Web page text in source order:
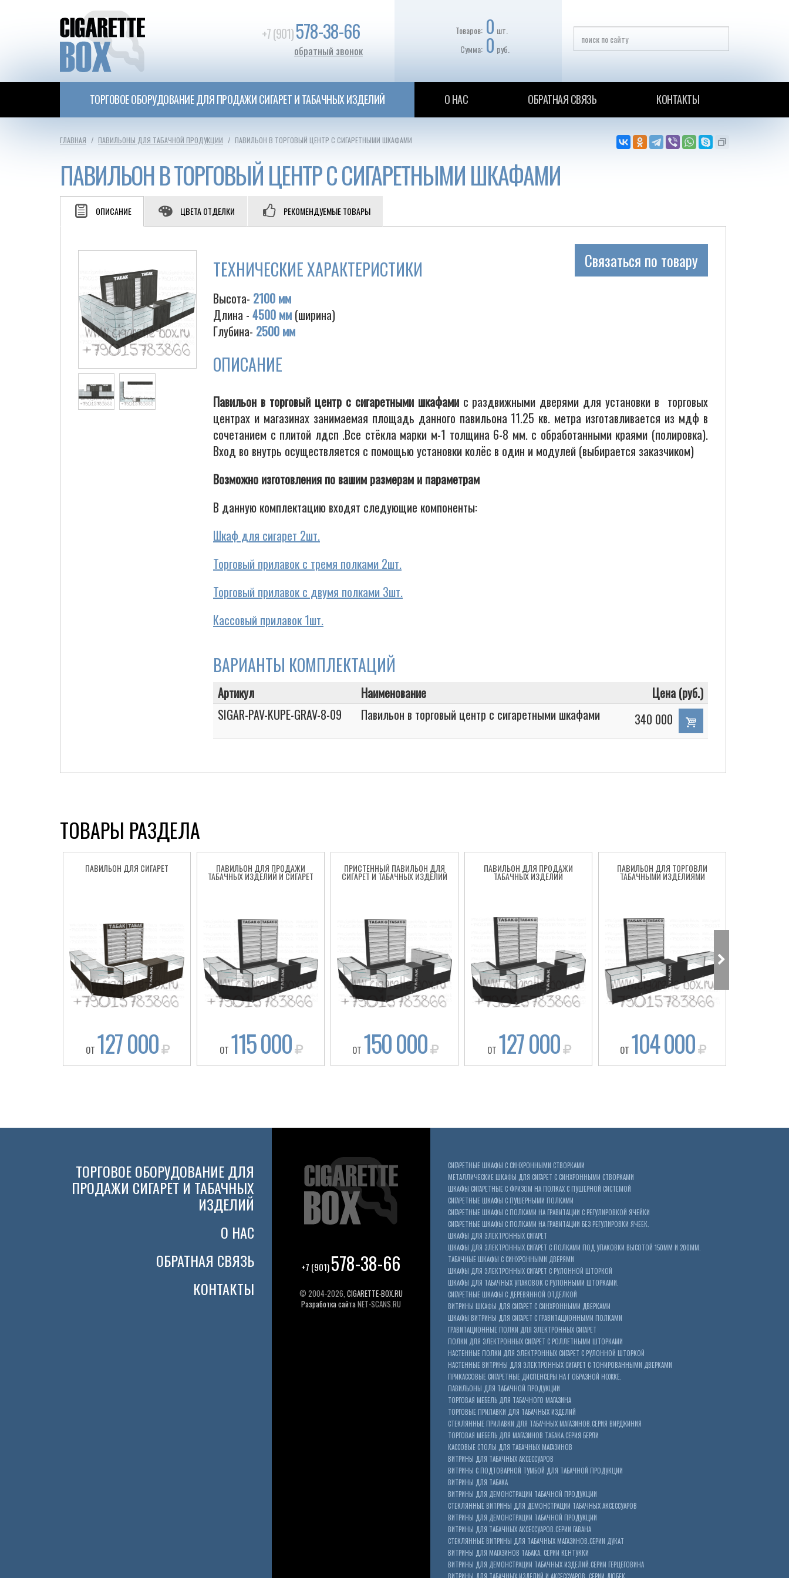
+7 (901)578-38-66
обратный звонок
Товаров: 0 шт.
Сумма: 0 руб.
ТОРГОВОЕ ОБОРУДОВАНИЕ ДЛЯ ПРОДАЖИ СИГАРЕТ И ТАБАЧНЫХ ИЗДЕЛИЙ О НАС ОБРАТНАЯ СВЯЗЬ КОНТАКТЫ
ГЛАВНАЯ ПАВИЛЬОНЫ ДЛЯ ТАБАЧНОЙ ПРОДУКЦИИ ПАВИЛЬОН В ТОРГОВЫЙ ЦЕНТР С СИГАРЕТНЫМИ ШКАФАМИ
ПАВИЛЬОН В ТОРГОВЫЙ ЦЕНТР С СИГАРЕТНЫМИ ШКАФАМИ
ОПИСАНИЕ ЦВЕТА ОТДЕЛКИ РЕКОМЕНДУЕМЫЕ ТОВАРЫ
Связаться по товару
ТЕХНИЧЕСКИЕ ХАРАКТЕРИСТИКИ
Высота- 2100 мм
Длина - 4500 мм (ширина)
Глубина- 2500 мм
ОПИСАНИЕ
Павильон в торговый центр с сигаретными шкафамис раздвижными дверями для установки в торговых
центрах и магазинах занимаемая площадь данного павильона 11.25 кв. метра изготавливается из мдф в
сочетанием с плитой лдсп .Все стёкла марки м-1 толщина 6-8 мм. с обработанными краями (полировка).
Вход во внутрь осуществляется с помощью установки колёс в один и модулей (выбирается заказчиком)
Возможно изготовления по вашим размерам и параметрам
В данную комплектацию входят следующие компоненты:
Шкаф для сигарет 2шт.
Торговый прилавок с тремя полками 2шт.
Торговый прилавок с двумя полками 3шт.
Кассовый прилавок 1шт.
ВАРИАНТЫ КОМПЛЕКТАЦИЙ
Артикул Наименование
Цена (руб.)
SIGAR-PAV-KUPE-GRAV-8-09
Павильон в торговый центр с сигаретными шкафами 340 000
ТОВАРЫ РАЗДЕЛА
ПАВИЛЬОН ДЛЯ СИГАРЕТ
ОТ 127 000
ПАВИЛЬОН ДЛЯ ПРОДАЖИ
ТАБАЧНЫХ ИЗДЕЛИЙ И СИГАРЕТ
ОТ 115 000
ПРИСТЕННЫЙ ПАВИЛЬОН ДЛЯ
СИГАРЕТ И ТАБАЧНЫХ ИЗДЕЛИЙ
ОТ 150 000
ПАВИЛЬОН ДЛЯ ПРОДАЖИ
ТАБАЧНЫХ ИЗДЕЛИЙ
ОТ 127 000
ПАВИЛЬОН ДЛЯ ТОРГОВЛИ
ТАБАЧНЫМИ ИЗДЕЛИЯМИ
ОТ 104 000
ТОРГОВОЕ ОБОРУДОВАНИЕ ДЛЯ
ПРОДАЖИ СИГАРЕТ И ТАБАЧНЫХ
ИЗДЕЛИЙ
О НАС
ОБРАТНАЯ СВЯЗЬ
КОНТАКТЫ
+7 (901)578-38-66
© 2004-2026, CIGARETTE-BOX.RU
Разработка сайтаNET-SCANS.RU
СИГАРЕТНЫЕ ШКАФЫ С СИНХРОННЫМИ СТВОРКАМИ
МЕТАЛЛИЧЕСКИЕ ШКАФЫ ДЛЯ СИГАРЕТ С СИНХРОННЫМИ СТВОРКАМИ
ШКАФЫ СИГАРЕТНЫЕ С ФРИЗОМ НА ПОЛКАХ С ПУШЕРНОЙ СИСТЕМОЙ
СИГАРЕТНЫЕ ШКАФЫ С ПУШЕРНЫМИ ПОЛКАМИ
СИГАРЕТНЫЕ ШКАФЫ С ПОЛКАМИ НА ГРАВИТАЦИИ С РЕГУЛИРОВКОЙ ЯЧЕЙКИ
СИГАРЕТНЫЕ ШКАФЫ С ПОЛКАМИ НА ГРАВИТАЦИИ БЕЗ РЕГУЛИРОВКИ ЯЧЕЕК.
ШКАФЫ ДЛЯ ЭЛЕКТРОННЫХ СИГАРЕТ
ШКАФЫ ДЛЯ ЭЛЕКТРОННЫХ СИГАРЕТ С ПОЛКАМИ ПОД УПАКОВКИ ВЫСОТОЙ 150ММ И 200ММ.
ТАБАЧНЫЕ ШКАФЫ С СИНХРОННЫМИ ДВЕРЯМИ
ШКАФЫ ДЛЯ ЭЛЕКТРОННЫХ СИГАРЕТ С РУЛОННОЙ ШТОРКОЙ
ШКАФЫ ДЛЯ ТАБАЧНЫХ УПАКОВОК С РУЛОННЫМИ ШТОРКАМИ.
СИГАРЕТНЫЕ ШКАФЫ С ДЕРЕВЯННОЙ ОТДЕЛКОЙ
ВИТРИНЫ ШКАФЫ ДЛЯ СИГАРЕТ С СИНХРОННЫМИ ДВЕРКАМИ
ШКАФЫ ВИТРИНЫ ДЛЯ СИГАРЕТ С ГРАВИТАЦИОННЫМИ ПОЛКАМИ
ГРАВИТАЦИОННЫЕ ПОЛКИ ДЛЯ ЭЛЕКТРОННЫХ СИГАРЕТ
ПОЛКИ ДЛЯ ЭЛЕКТРОННЫХ СИГАРЕТ С РОЛЛЕТНЫМИ ШТОРКАМИ
НАСТЕННЫЕ ПОЛКИ ДЛЯ ЭЛЕКТРОННЫХ СИГАРЕТ С РУЛОННОЙ ШТОРКОЙ
НАСТЕННЫЕ ВИТРИНЫ ДЛЯ ЭЛЕКТРОННЫХ СИГАРЕТ С ТОНИРОВАННЫМИ ДВЕРКАМИ
ПРИКАССОВЫЕ СИГАРЕТНЫЕ ДИСПЕНСЕРЫ НА Г ОБРАЗНОЙ НОЖКЕ.
ПАВИЛЬОНЫ ДЛЯ ТАБАЧНОЙ ПРОДУКЦИИ
ТОРГОВАЯ МЕБЕЛЬ ДЛЯ ТАБАЧНОГО МАГАЗИНА
ТОРГОВЫЕ ПРИЛАВКИ ДЛЯ ТАБАЧНЫХ ИЗДЕЛИЙ
СТЕКЛЯННЫЕ ПРИЛАВКИ ДЛЯ ТАБАЧНЫХ МАГАЗИНОВ.СЕРИЯ ВИРДЖИНИЯ
ТОРГОВАЯ МЕБЕЛЬ ДЛЯ МАГАЗИНОВ ТАБАКА.СЕРИЯ БЕРЛИ
КАССОВЫЕ СТОЛЫ ДЛЯ ТАБАЧНЫХ МАГАЗИНОВ
ВИТРИНЫ ДЛЯ ТАБАЧНЫХ АКСЕССУАРОВ
ВИТРИНЫ С ПОДТОВАРНОЙ ТУМБОЙ ДЛЯ ТАБАЧНОЙ ПРОДУКЦИИ
ВИТРИНЫ ДЛЯ ТАБАКА
ВИТРИНЫ ДЛЯ ДЕМОНСТРАЦИИ ТАБАЧНОЙ ПРОДУКЦИИ
СТЕКЛЯННЫЕ ВИТРИНЫ ДЛЯ ДЕМОНСТРАЦИИ ТАБАЧНЫХ АКСЕССУАРОВ
ВИТРИНЫ ДЛЯ ДЕМОНСТРАЦИИ ТАБАЧНОЙ ПРОДУКЦИИ
ВИТРИНЫ ДЛЯ ТАБАЧНЫХ АКСЕССУАРОВ.СЕРИИ ГАВАНА
СТЕКЛЯННЫЕ ВИТРИНЫ ДЛЯ ТАБАЧНЫХ МАГАЗИНОВ.СЕРИИ ДУКАТ
ВИТРИНЫ ДЛЯ МАГАЗИНОВ ТАБАКА. СЕРИИ КЕНТУККИ
ВИТРИНЫ ДЛЯ ДЕМОНСТРАЦИИ ТАБАЧНЫХ ИЗДЕЛИЙ.СЕРИИ ГЕРЦЕГОВИНА